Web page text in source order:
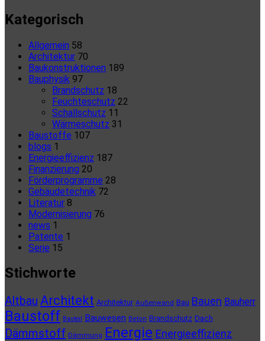
Kategorisch
Allgemein 58
Architektur 70
Baukonstruktionen 189
Bauphysik 97
Brandschutz 18
Feuchteschutz 22
Schallschutz 11
Wärmeschutz 31
Baustoffe 107
blogs 1
Energieeffizienz 187
Finanzierung 20
Förderprogramme 28
Gebäudetechnik 72
Literatur 8
Modernisierung 76
news 1
Patente 1
Serie 15
Stichworte
Altbau Architekt Architektur Außenwand Bau Bauen Bauherr
Baustoff Bauteil Bauwesen Beton Brandschutz Dach
Dämmstoff Dämmung Energie Energieeffizienz